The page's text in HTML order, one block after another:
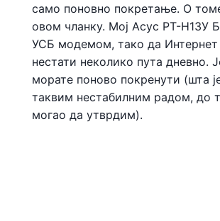
само поновно покретање. О
овом чланку. Мој Асус РТ-Н13У
УСБ модемом, тако да
нестати неколико пута дневно.
морате поново покренути (шта
таквим нестабилним радом, до
могао да утврдим).